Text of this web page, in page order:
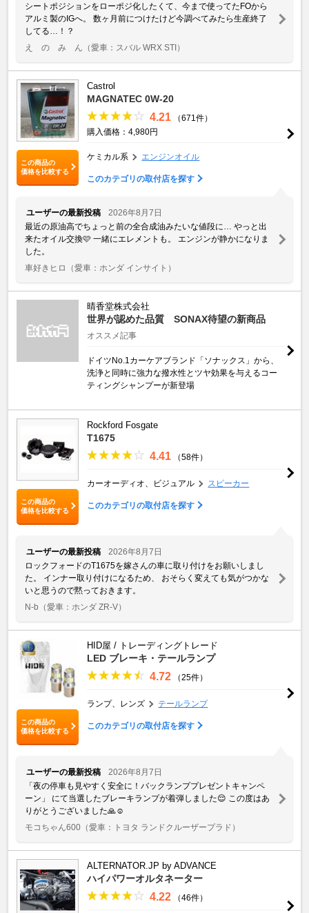
シートポジションをローポジ化したくて、今まで使ってたFOから
アルミ製のIGへ。 数ヶ月前につけたけど今調べてみたら生産終了
してる…！？
え の み ん （愛車：スバル WRX STI）
この商品の
価格を比較する
Castrol
MAGNATEC 0W-20
4.21
（671件）
購入価格：4,980円
ケミカル系 エンジンオイル
このカテゴリの取付店を探す
ユーザーの最新投稿
2026年8月7日
最近の原油高でちょっと前の全合成油みたいな値段に… やっと出
来たオイル交換🩷 一緒にエレメントも。 エンジンが静かになりま
した。
車好きヒロ
（愛車：ホンダ インサイト）
晴香堂株式会社
世界が認めた品質 SONAX待望の新商品
オススメ記事
ドイツNo.1カーケアブランド「ソナックス」から、
洗浄と同時に強力な撥水性とツヤ効果を与えるコー
ティングシャンプーが新登場
この商品の
価格を比較する
Rockford Fosgate
T1675
4.41 （58件）
カーオーディオ、ビジュアル スピーカー
このカテゴリの取付店を探す
ユーザーの最新投稿
2026年8月7日
ロックフォードのT1675を嫁さんの車に取り付けをお願いしまし
た。 インナー取り付けになるため、 おそらく変えても気がつかな
いと思うので黙っておきます。
N-b （愛車：ホンダ ZR-V）
この商品の
価格を比較する
HID屋 / トレーディングトレード
LED ブレーキ・テールランプ
4.72 （25件）
ランプ、レンズ テールランプ
このカテゴリの取付店を探す
ユーザーの最新投稿
2026年8月7日
「夜の停車も見やすく安全に！バックランププレゼントキャンペ
ーン」 にて当選したブレーキランプが着弾しました😌 この度はあ
りがとうございました🙏☺️
モコちゃん600 （愛車：トヨタ ランドクルーザープラド）
ALTERNATOR.JP by ADVANCE
ハイパワーオルタネーター
4.22 （46件）